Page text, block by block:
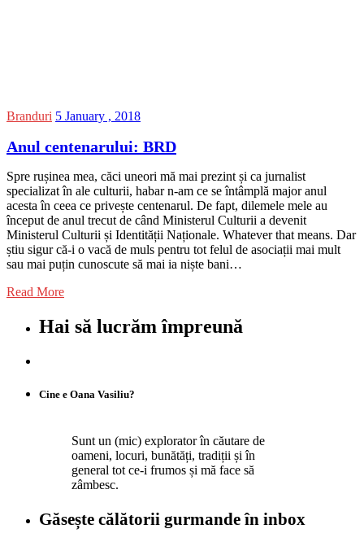
Branduri 5 January , 2018
Anul centenarului: BRD
Spre rușinea mea, căci uneori mă mai prezint și ca jurnalist
specializat în ale culturii, habar n-am ce se întâmplă major anul
acesta în ceea ce privește centenarul. De fapt, dilemele mele au
început de anul trecut de când Ministerul Culturii a devenit
Ministerul Culturii și Identității Naționale. Whatever that means. Dar
știu sigur că-i o vacă de muls pentru tot felul de asociații mai mult
sau mai puțin cunoscute să mai ia niște bani…
Read More
Hai să lucrăm împreună
Cine e Oana Vasiliu?
Sunt un (mic) explorator în căutare de
oameni, locuri, bunătăți, tradiții și în
general tot ce-i frumos și mă face să
zâmbesc.
Găsește călătorii gurmandeîn inbox